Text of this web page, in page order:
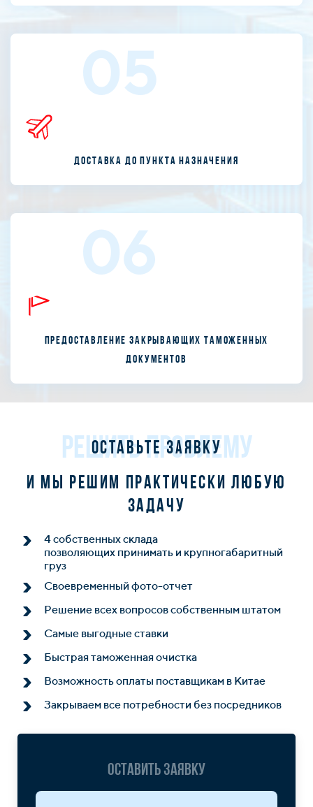
05
Доставка до пункта назначения
06
Предоставление закрывающих таможенных
документов
РЕШИТЬ ПРОБЛЕМУ
Оставьте заявку
и мы решим практически любую
задачу
4 собственных склада
позволяющих принимать и крупногабаритный
груз
Своевременный фото-отчет
Решение всех вопросов собственным штатом
Самые выгодные ставки
Быстрая таможенная очистка
Возможность оплаты поставщикам в Китае
Закрываем все потребности без посредников
Оставить заявку